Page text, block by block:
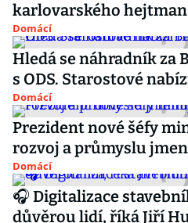
karlovarského
Domácí
Hledá se náhradník za
s ODS. Starostové
Domácí
Prezident nové šéfy
rozvoj a průmyslu
Domácí
🎧 Digitalizace
důvěrou lidí, říká Jiří